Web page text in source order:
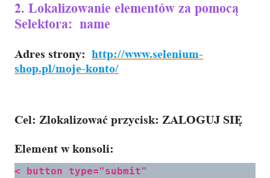
2. Lokalizowanie elementów za pomocą
Selektora: name
Adres strony: http://www.selenium-
shop.pl/moje-konto/
Cel: Zlokalizować przycisk: ZALOGUJ SIĘ
Element w konsoli:
< button type="submit"